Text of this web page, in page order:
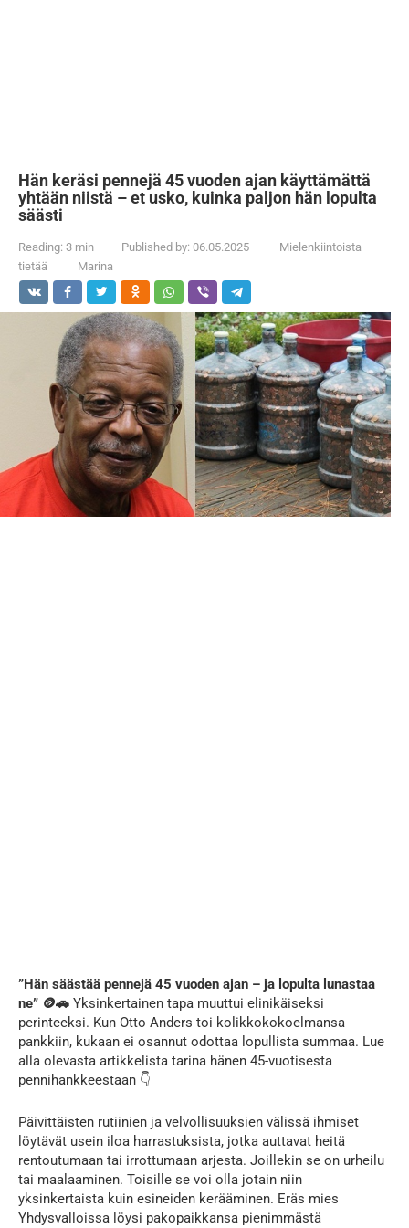
Hän keräsi pennejä 45 vuoden ajan käyttämättä
yhtään niistä – et usko, kuinka paljon hän lopulta
säästi
Reading: 3 min Published by: 06.05.2025
Mielenkiintoista
tietää
Marina
”Hän säästää pennejä 45 vuoden ajan – ja lopulta lunastaa
ne” 🪙🚗 Yksinkertainen tapa muuttui elinikäiseksi
perinteeksi. Kun Otto Anders toi kolikkokokoelmansa
pankkiin, kukaan ei osannut odottaa lopullista summaa. Lue
alla olevasta artikkelista tarina hänen 45-vuotisesta
pennihankkeestaan 👇
Päivittäisten rutiinien ja velvollisuuksien välissä ihmiset
löytävät usein iloa harrastuksista, jotka auttavat heitä
rentoutumaan tai irrottumaan arjesta. Joillekin se on urheilu
tai maalaaminen. Toisille se voi olla jotain niin
yksinkertaista kuin esineiden kerääminen. Eräs mies
Yhdysvalloissa löysi pakopaikkansa pienimmästä